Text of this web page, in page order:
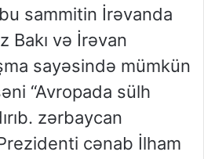
sammitin İrəvanda
Bakı və İrəvan
sayəsində mümkün
“Avropada sülh
zərbaycan
cənab İlham